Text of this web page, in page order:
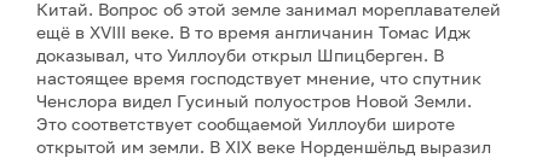
Китай. Вопрос об этой земле занимал мореплавателей
ещё в XVIII веке. В то время англичанин Томас Идж
доказывал, что Уиллоуби открыл Шпицберген. В
настоящее время господствует мнение, что спутник
Ченслора видел Гусиный полуостров Новой Земли.
Это соответствует сообщаемой Уиллоуби широте
открытой им земли. В XIX веке Норденшёльд выразил